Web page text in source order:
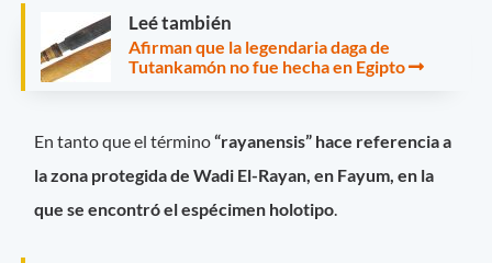
Leé también
Afirman que la legendaria daga de
Tutankamón no fue hecha en Egipto
En tanto que el término“rayanensis” hace referencia a
la zona protegida de Wadi El-Rayan, en Fayum, en la
que se encontró el espécimen holotipo